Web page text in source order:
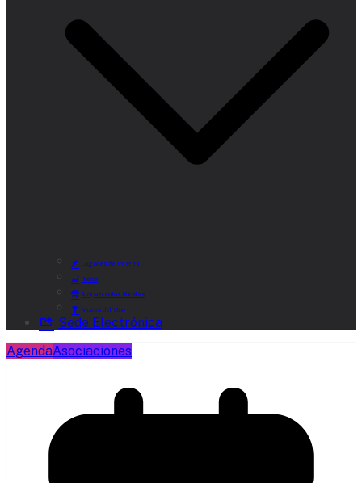
Lugares de Interés
Rutas
Alojamientos Rurales
Museo del Vino
Sede Electrónica
AgendaAsociaciones